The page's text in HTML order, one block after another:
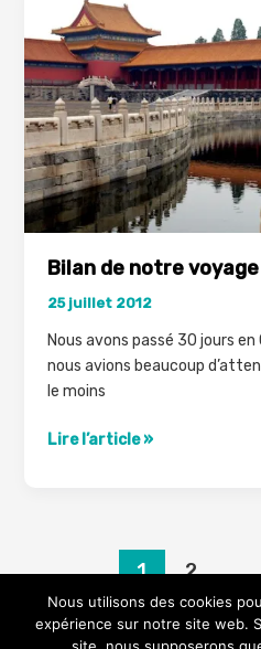
Indonésie
Bilan de notre
25 juillet 2012
Nous avons passé 30 jours
nous avions beaucoup
le moins
Bilan
Lire l’article »
1 2
Nous utilisons des cookies
expérience sur notre site web.